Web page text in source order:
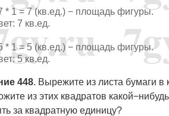
* 1 = 7 (кв.ед.) − площадь фигуры.
7 кв.ед.
* 1 = 5 (кв.ед.) − площадь фигуры.
5 кв.ед.
448. Вырежите из листа бумаги в
из этих квадратов
за квадратную единицу?